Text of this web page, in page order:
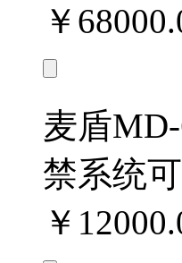
￥
麦盾
禁系统
￥